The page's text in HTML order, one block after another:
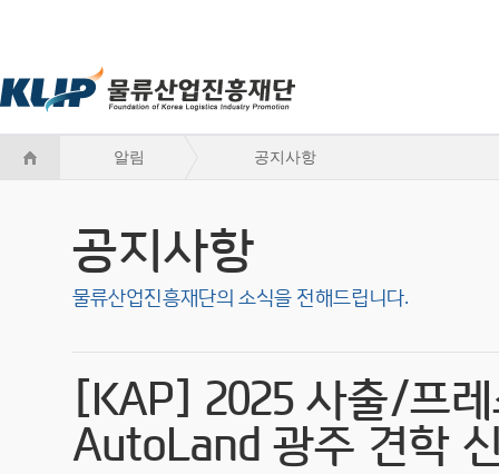
알림 공지사항
공지사항
물류산업진흥재단의 소식을 전해드립니다.
[KAP] 2025 사출/프
AutoLand 광주 견학